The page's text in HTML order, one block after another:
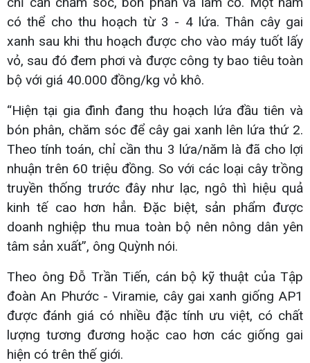
có thể cho thu hoạch từ 3 - 4 lứa. Thân cây gai
xanh sau khi thu hoạch được cho vào máy tuốt lấy
vỏ, sau đó đem phơi và được công ty bao tiêu toàn
bộ với giá 40.000 đồng/kg vỏ khô.
“Hiện tại gia đình đang thu hoạch lứa đầu tiên và
bón phân, chăm sóc để cây gai xanh lên lứa thứ 2.
Theo tính toán, chỉ cần thu 3 lứa/năm là đã cho lợi
nhuận trên 60 triệu đồng. So với các loại cây trồng
truyền thống trước đây như lạc, ngô thì hiệu quả
kinh tế cao hơn hẳn. Đặc biệt, sản phẩm được
doanh nghiệp thu mua toàn bộ nên nông dân yên
tâm sản xuất”, ông Quỳnh nói.
Theo ông Đỗ Trần Tiến, cán bộ kỹ thuật của Tập
đoàn An Phước - Viramie, cây gai xanh giống AP1
được đánh giá có nhiều đặc tính ưu việt, có chất
lượng tương đương hoặc cao hơn các giống gai
hiện có trên thế giới.